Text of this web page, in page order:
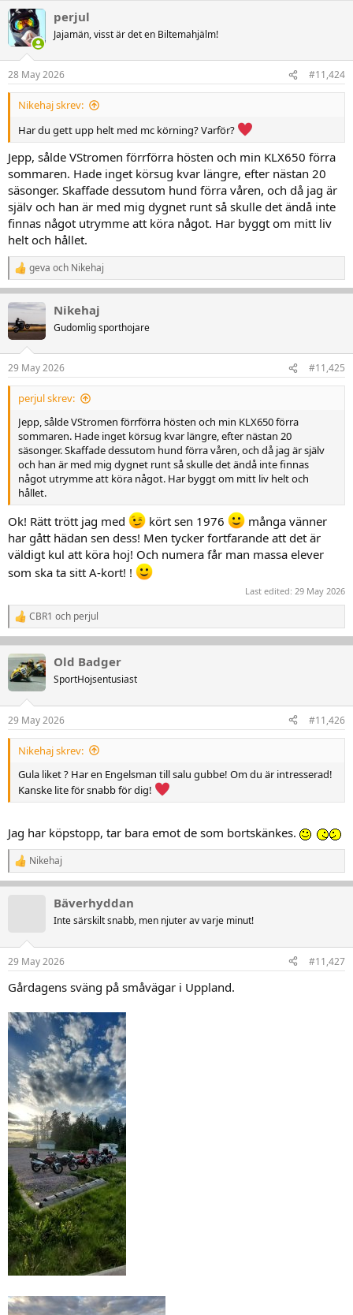
perjul
Jajamän, visst är det en Biltemahjälm!
28 May 2026 #11,424
Nikehaj skrev:
Har du gett upp helt med mc körning? Varför?
Jepp, sålde VStromen förrförra hösten och min KLX650 förra
sommaren. Hade inget körsug kvar längre, efter nästan 20
säsonger. Skaffade dessutom hund förra våren, och då jag är
själv och han är med mig dygnet runt så skulle det ändå inte
finnas något utrymme att köra något. Har byggt om mitt liv
helt och hållet.
R
e
a
k
t
i
e
r
geva och Nikehaj
Nikehaj
Gudomlig sporthojare
29 May 2026 #11,425
perjul skrev:
Jepp, sålde VStromen förrförra hösten och min KLX650 förra
sommaren. Hade inget körsug kvar längre, efter nästan 20
säsonger. Skaffade dessutom hund förra våren, och då jag är själv
och han är med mig dygnet runt så skulle det ändå inte finnas
något utrymme att köra något. Har byggt om mitt liv helt och
hållet.
Ok! Rätt trött jag med kört sen 1976
många vänner
har gått hädan sen dess! Men tycker fortfarande att det är
väldigt kul att köra hoj! Och numera får man massa elever
som ska ta sitt A-kort! !
Last edited: 29 May 2026
R
e
a
k
t
i
n
e
r
CBR1 och perjul
Old Badger
SportHojsentusiast
29 May 2026 #11,426
Nikehaj skrev:
Gula liket ? Har en Engelsman till salu gubbe! Om du är intresserad!
Kanske lite för snabb för dig!
Jag har köpstopp, tar bara emot de som bortskänkes.
R
e
e
:
Nikehaj
Bäverhyddan
Inte särskilt snabb, men njuter av varje minut!
29 May 2026 #11,427
Gårdagens sväng på småvägar i Uppland.